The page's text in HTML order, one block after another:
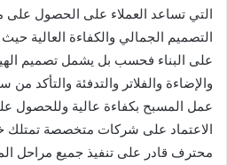
التي تساعد العملاء على الحصول
التصميم الجمالي والكفاءة العالية
على البناء فحسب بل يشمل تصميم
والإضاءة والفلاتر والتدفئة والتأكد
عمل المسبح بكفاءة عالية وللحصول
الاعتماد على شركات متخصصة تمتلك
محترف قادر على تنفيذ جميع مراحل